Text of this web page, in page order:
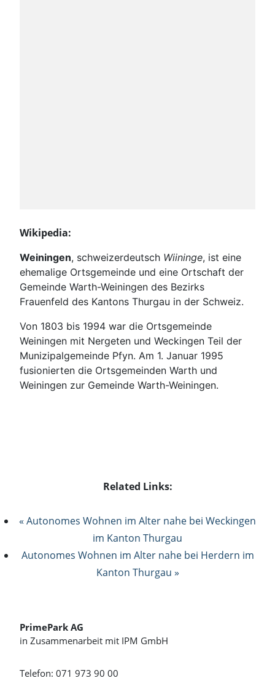
Wikipedia:
Weiningen, schweizerdeutsch Wiininge, ist eine
ehemalige Ortsgemeinde und eine Ortschaft der
Gemeinde Warth-Weiningen des Bezirks
Frauenfeld des Kantons Thurgau in der Schweiz.
Von 1803 bis 1994 war die Ortsgemeinde
Weiningen mit Nergeten und Weckingen Teil der
Munizipalgemeinde Pfyn. Am 1. Januar 1995
fusionierten die Ortsgemeinden Warth und
Weiningen zur Gemeinde Warth-Weiningen.
Related Links:
« Autonomes Wohnen im Alter nahe bei Weckingen
im Kanton Thurgau
Autonomes Wohnen im Alter nahe bei Herdern im
Kanton Thurgau »
PrimePark AG
in Zusammenarbeit mit IPM GmbH
Telefon: 071 973 90 00